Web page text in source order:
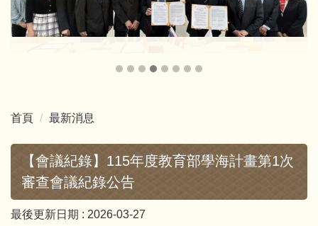
首頁 最新消息
【會議紀錄】115年度教育部學海計畫第1次
審查會議紀錄公告
最後更新日期 : 2026-03-27